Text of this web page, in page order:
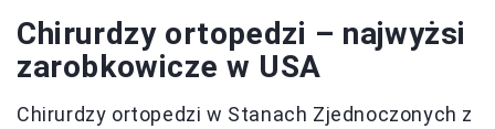
Chirurdzy ortopedzi – najwyżsi
zarobkowicze w USA
Chirurdzy ortopedzi w Stanach Zjednoczonych z